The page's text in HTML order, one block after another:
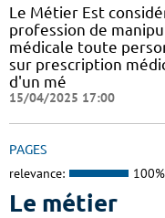
Le Métier Est
profession de
médicale toute
sur prescription
d'un mé
15/04/2025 17:00
PAGES
relevance: 100%
Le métier